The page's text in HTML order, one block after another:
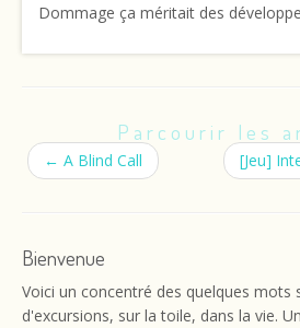
Dommage ça méritait des
Parcourir les
← A Blind Call [Jeu]
Bienvenue
Voici un concentré des quelques mots
d'excursions, sur la toile, dans la vie.